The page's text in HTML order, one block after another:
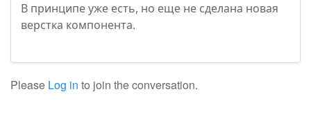
В принципе уже есть, но еще не сделана новая
верстка компонента.
Please Log in to join the conversation.